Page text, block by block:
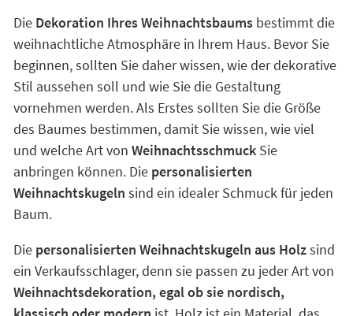
Die Dekoration Ihres Weihnachtsbaumsbestimmt die
weihnachtliche Atmosphäre in Ihrem Haus. Bevor Sie
beginnen, sollten Sie daher wissen, wie der dekorative
Stil aussehen soll und wie Sie die Gestaltung
vornehmen werden. Als Erstes sollten Sie die Größe
des Baumes bestimmen, damit Sie wissen, wie viel
und welche Art von Weihnachtsschmuck Sie
anbringen können. Die personalisierten
Weihnachtskugeln sind ein idealer Schmuck für jeden
Baum.
Die personalisierten Weihnachtskugeln aus Holzsind
ein Verkaufsschlager, denn sie passen zu jeder Art von
Weihnachtsdekoration, egal ob sie nordisch,